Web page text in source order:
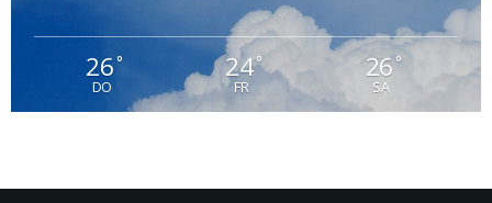
26°
DO
24°
FR
26°
SA